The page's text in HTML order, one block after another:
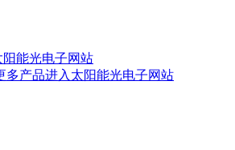
能光电子网站
多产品进入太阳能光电子网站